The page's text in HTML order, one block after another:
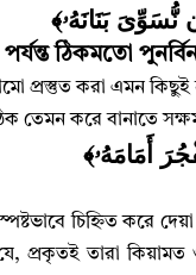
بَنَانَهُۥ﴾
ঠিকমতো
প্রস্তুত করা এমন কিছুই
তেমন করে বানাতে
أَمَامَهُۥ﴾
চিহ্নিত করে
,প্রকৃতই তারা